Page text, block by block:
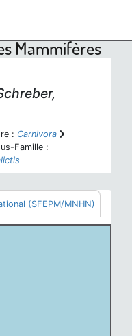
Mammifères
: Carnivora
Famille :
(SFEPM/MNHN)